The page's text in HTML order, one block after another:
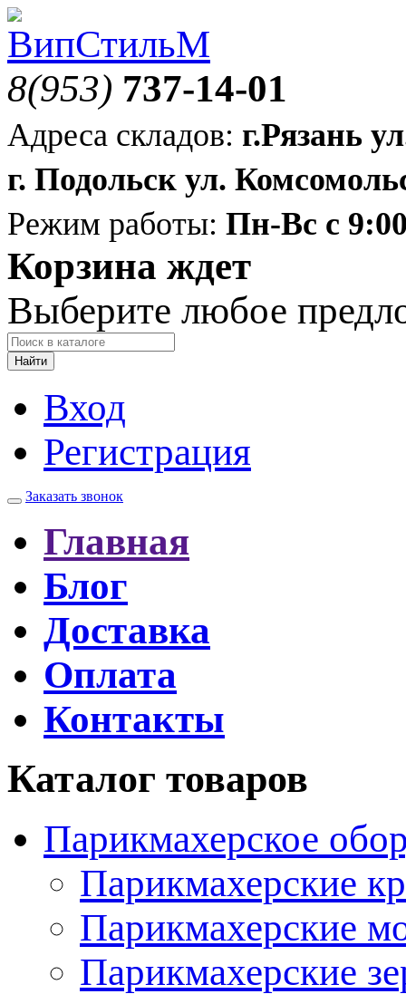
8(953) 737-14-01
Адреса складов: г.Рязань
г. Подольск ул.
Режим работы: Пн-Вс с
Корзина ждет
Выберите любое
Найти
Вход
Регистрация
Заказать звонок
Главная
Блог
Доставка
Оплата
Контакты
Каталог товаров
Парикмахерское
Парикмахерские
Парикмахерские
Парикмахерские